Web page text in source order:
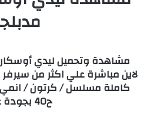
ح40 بجودة عالية